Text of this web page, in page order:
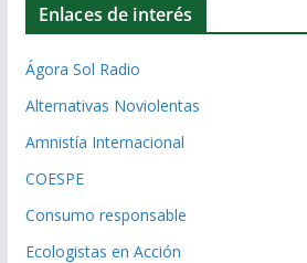
Enlaces de interés
Ágora Sol Radio
Alternativas Noviolentas
Amnistía Internacional
COESPE
Consumo responsable
Ecologistas en Acción